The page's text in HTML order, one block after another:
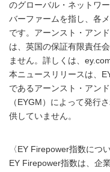
のグローバル・ネットワ
バーファームを指し、各
です。アーンスト・アン
は、英国の保証有限責任
ません。詳しくは、
本ニュースリリースは、
であるアーンスト・アン
（EYGM）によって発行
供していません。
〈EY Firepower指数につい
EY Firepower指数は、企